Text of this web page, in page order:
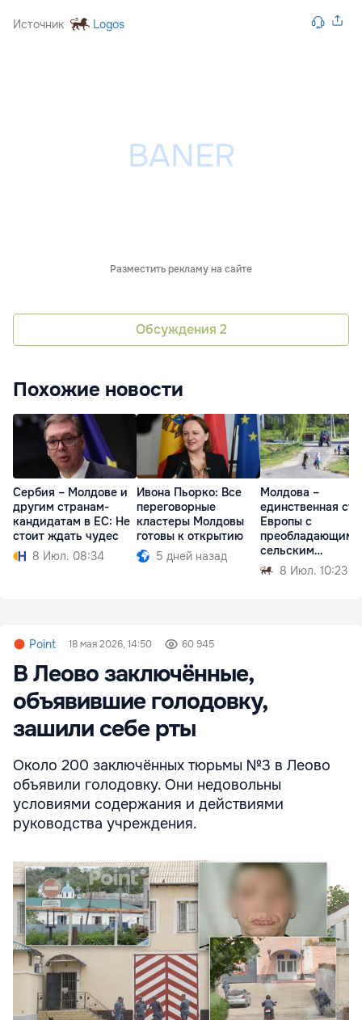
Источник Logos
Разместить рекламу на сайте
Обсуждения 2
Похожие новости
Сербия – Молдове и
другим странам-
кандидатам в ЕС: Не
стоит ждать чудес
8 Июл. 08:34
Ивона Пьорко: Все
переговорные
кластеры Молдовы
готовы к открытию
5 дней назад
Молдова –
единственная
Европы с
преобладающим
сельским
населением
8 Июл. 10:23
Point 18 мая 2026, 14:50 60 945
В Леово заключённые,
объявившие голодовку,
зашили себе рты
Около 200 заключённых тюрьмы №3 в Леово
объявили голодовку. Они недовольны
условиями содержания и действиями
руководства учреждения.